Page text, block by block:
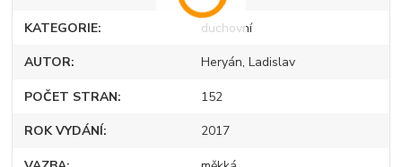
KATEGORIE duchovní
AUTOR Heryán, Ladislav
POČET STRAN 152
ROK VYDÁNÍ 2017